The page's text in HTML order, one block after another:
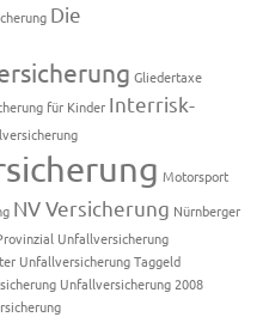
Die
Gliedertaxe
für Kinder Interrisk-
Motorsport
NV Versicherung Nürnberger
Unfallversicherung
UnfallversicherungTaggeld
Unfallversicherung 2008